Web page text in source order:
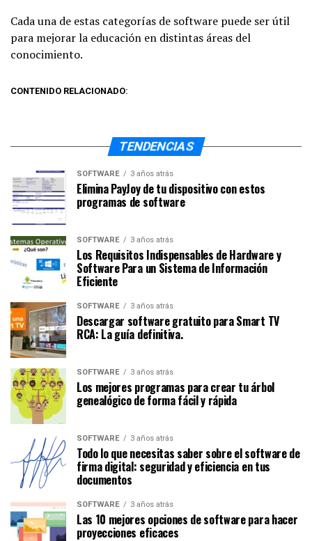
Cada una de estas categorías de software puede ser útil
para mejorar la educación en distintas áreas del
conocimiento.
CONTENIDO RELACIONADO:
TENDENCIAS
SOFTWARE 3 años atrás
Elimina PayJoy de tu dispositivo con estos
programas de software
SOFTWARE 3 años atrás
Los Requisitos Indispensables de Hardware y
Software Para un Sistema de Información
Eficiente
SOFTWARE 3 años atrás
Descargar software gratuito para Smart TV
RCA: La guía definitiva.
SOFTWARE 3 años atrás
Los mejores programas para crear tu árbol
genealógico de forma fácil y rápida
SOFTWARE 3 años atrás
Todo lo que necesitas saber sobre el software de
firma digital: seguridad y eficiencia en tus
documentos
SOFTWARE 3 años atrás
Las 10 mejores opciones de software para hacer
proyecciones eficaces